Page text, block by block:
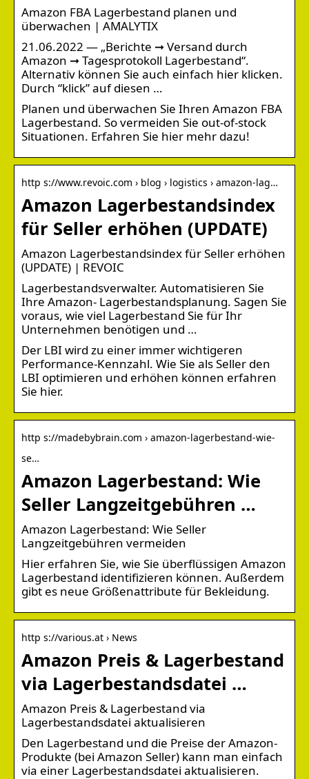
Amazon FBA Lagerbestand planen und
überwachen | AMALYTIX
21.06.2022 — „Berichte ➞ Versand durch
Amazon ➞ Tagesprotokoll Lagerbestand“.
Alternativ können Sie auch einfach hier klicken.
Durch “klick” auf diesen …
Planen und überwachen Sie Ihren Amazon FBA
Lagerbestand. So vermeiden Sie out-of-stock
Situationen. Erfahren Sie hier mehr dazu!
http s://www.revoic.com › blog › logistics › amazon-lag…
Amazon Lagerbestandsindex
für Seller erhöhen (UPDATE)
Amazon Lagerbestandsindex für Seller erhöhen
(UPDATE) | REVOIC
Lagerbestandsverwalter. Automatisieren Sie
Ihre Amazon- Lagerbestandsplanung. Sagen Sie
voraus, wie viel Lagerbestand Sie für Ihr
Unternehmen benötigen und …
Der LBI wird zu einer immer wichtigeren
Performance-Kennzahl. Wie Sie als Seller den
LBI optimieren und erhöhen können erfahren
Sie hier.
http s://madebybrain.com › amazon-lagerbestand-wie-
se…
Amazon Lagerbestand: Wie
Seller Langzeitgebühren …
Amazon Lagerbestand: Wie Seller
Langzeitgebühren vermeiden
Hier erfahren Sie, wie Sie überflüssigen Amazon
Lagerbestand identifizieren können. Außerdem
gibt es neue Größenattribute für Bekleidung.
http s://various.at › News
Amazon Preis & Lagerbestand
via Lagerbestandsdatei …
Amazon Preis & Lagerbestand via
Lagerbestandsdatei aktualisieren
Den Lagerbestand und die Preise der Amazon-
Produkte (bei Amazon Seller) kann man einfach
via einer Lagerbestandsdatei aktualisieren.